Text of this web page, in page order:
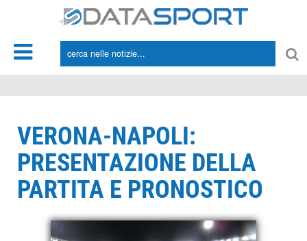
VERONA-NAPOLI:
PRESENTAZIONE DELLA
PARTITA E PRONOSTICO